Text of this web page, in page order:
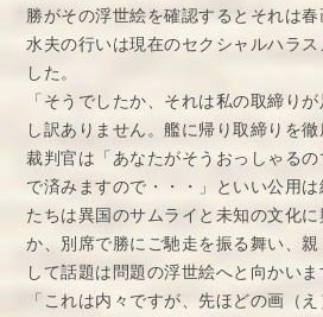
勝がその浮世絵を確認するとそれは春
水夫の行いは現在のセクシャルハラ
した。
「そうでしたか、それは私の取締り
し訳ありません。艦に帰り取締りを徹
裁判官は「あなたがそうおっしゃる
で済みますので・・・」といい公用
たちは異国のサムライと未知の文化
か、別席で勝にご馳走を振る舞い、
して話題は問題の浮世絵へと向かいま
「これは内々ですが、先ほどの画（